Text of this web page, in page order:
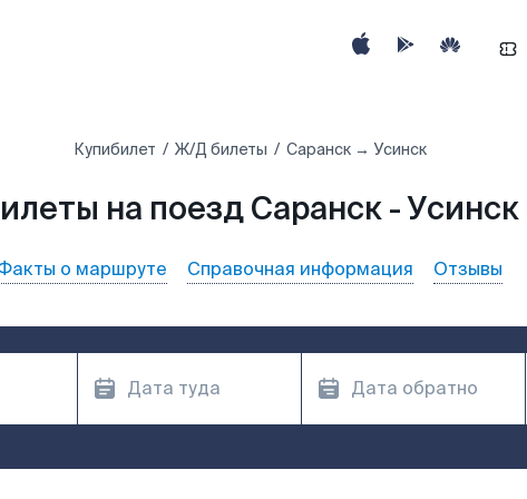
Купибилет Ж/Д билеты Саранск → Усинск
на поезд Саранск - Усинск
о маршруте Справочная информация Отзывы